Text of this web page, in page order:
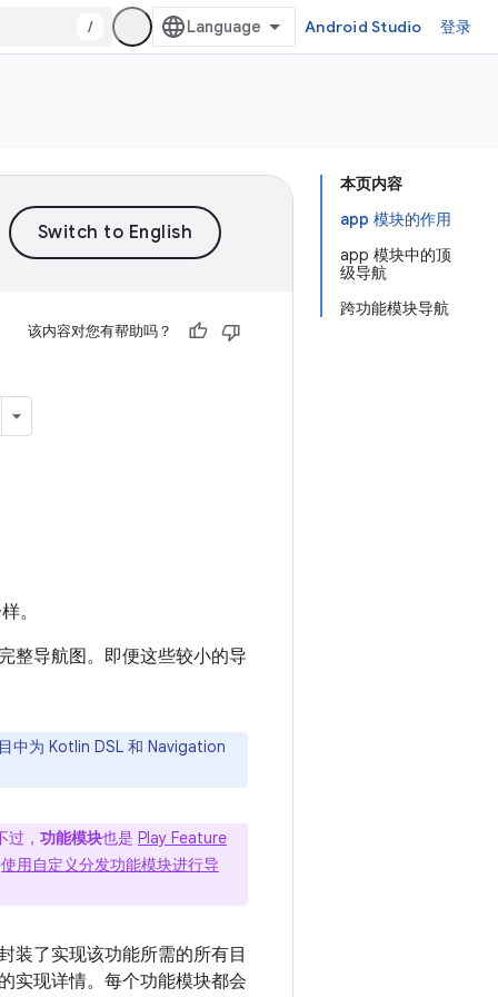
/ Android Studio 登录
本页内容
app 模块的作用
app 模块中的顶
级导航
跨功能模块导航
该内容对您有帮助吗？
。
整导航图。即便这些较小的导
中为 Kotlin DSL 和 Navigation
， 功能模块也是 Play Feature
使用自定义分发功能模块进行导
装了实现该功能所需的所有目
实现详情。每个功能模块都会